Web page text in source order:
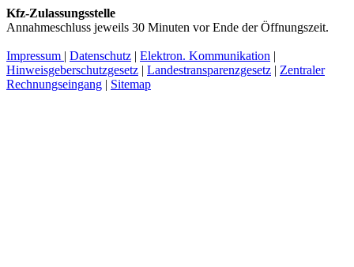
Kfz-Zulassungsstelle
Annahmeschluss jeweils 30 Minuten vor Ende der Öffnungszeit.
Impressum | Datenschutz | Elektron. Kommunikation |
Hinweisgeberschutzgesetz | Landestransparenzgesetz | Zentraler
Rechnungseingang | Sitemap